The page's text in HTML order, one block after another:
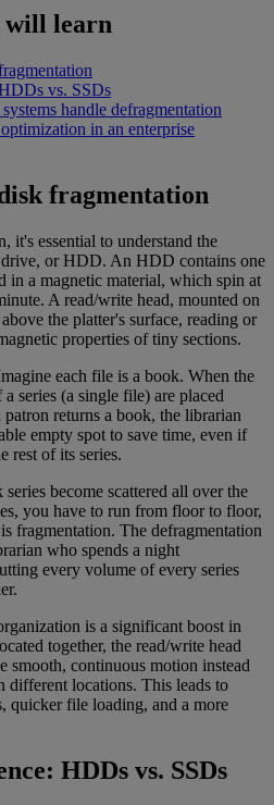
will learn
vs. SSDs
handle defragmentation
in an enterprise
fragmentation
it's essential to understand the
or HDD. An HDD contains one
in a magnetic material, which spin at
A read/write head, mounted on
the platter's surface, reading or
properties of tiny sections.
each file is a book. When the
series (a single file) are placed
returns a book, the librarian
empty spot to save time, even if
rest of its series.
become scattered all over the
you have to run from floor to floor,
fragmentation. The defragmentation
who spends a night
every volume of every series
is a significant boost in
together, the read/write head
smooth, continuous motion instead
locations. This leads to
quicker file loading, and a more
HDDs vs. SSDs